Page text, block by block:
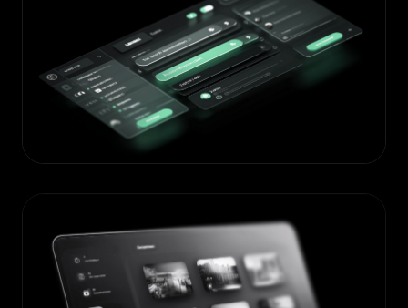
SAMCORPORATE
DÉVELOPPEMENT & INTÉGRATION WEB